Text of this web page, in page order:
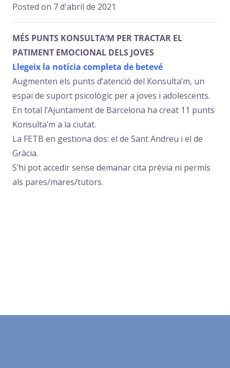
Posted on 7 d'abril de 2021
MÉS PUNTS KONSULTA’M PER TRACTAR EL
PATIMENT EMOCIONAL DELS JOVES
Llegeix la notícia completa de betevé
Augmenten els punts d’atenció del Konsulta’m, un
espai de suport psicològic per a joves i adolescents.
En total l’Ajuntament de Barcelona ha creat 11 punts
Konsulta’m a la ciutat.
La FETB en gestiona dos: el de Sant Andreu i el de
Gràcia.
S’hi pot accedir sense demanar cita prèvia ni permís
als pares/mares/tutors.